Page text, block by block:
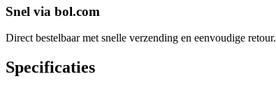
Snel via bol.com
Direct bestelbaar met snelle verzending en eenvoudige retour.
Specificaties